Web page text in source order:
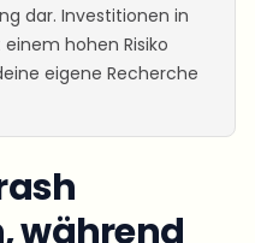
dar. Investitionen in
hohen Risiko
eigene Recherche
während